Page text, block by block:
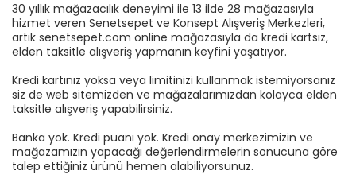
30 yıllık mağazacılık deneyimi ile 13 ilde 28 mağazasıyla
hizmet veren Senetsepet ve Konsept Alışveriş Merkezleri,
artık senetsepet.com online mağazasıyla da kredi kartsız,
elden taksitle alışveriş yapmanın keyfini yaşatıyor.
Kredi kartınız yoksa veya limitinizi kullanmak istemiyorsanız
siz de web sitemizden ve mağazalarımızdan kolayca elden
taksitle alışveriş yapabilirsiniz.
Banka yok. Kredi puanı yok. Kredi onay merkezimizin ve
mağazamızın yapacağı değerlendirmelerin sonucuna göre
talep ettiğiniz ürünü hemen alabiliyorsunuz.